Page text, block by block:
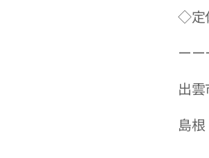
◇定
ーー
出
島